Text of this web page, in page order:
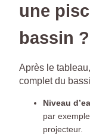
une
bassin ?
Après le
complet du
Niveau
par
projecteur.